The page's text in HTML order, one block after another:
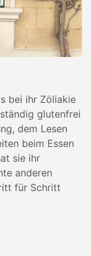
bei ihr Zöliakie
glutenfrei
dem Lesen
beim Essen
sie ihr
anderen
für Schritt